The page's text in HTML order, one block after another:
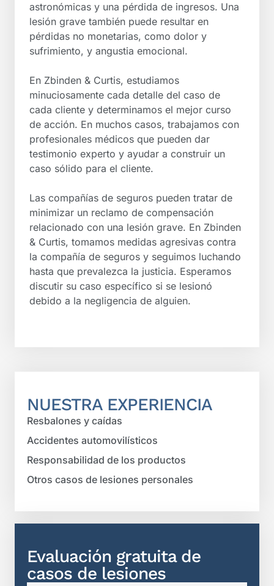
astronómicas y una pérdida de ingresos. Una
lesión grave también puede resultar en
pérdidas no monetarias, como dolor y
sufrimiento, y angustia emocional.
En Zbinden & Curtis, estudiamos
minuciosamente cada detalle del caso de
cada cliente y determinamos el mejor curso
de acción. En muchos casos, trabajamos con
profesionales médicos que pueden dar
testimonio experto y ayudar a construir un
caso sólido para el cliente.
Las compañías de seguros pueden tratar de
minimizar un reclamo de compensación
relacionado con una lesión grave. En Zbinden
& Curtis, tomamos medidas agresivas contra
la compañía de seguros y seguimos luchando
hasta que prevalezca la justicia. Esperamos
discutir su caso específico si se lesionó
debido a la negligencia de alguien.
NUESTRA EXPERIENCIA
Resbalones y caídas
Accidentes automovilísticos
Responsabilidad de los productos
Otros casos de lesiones personales
Evaluación gratuita de
casos de lesiones​